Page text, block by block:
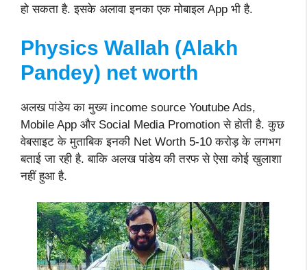
हो सकता है. इसके अलावा इनका एक मोबाइल App भी है.
Physics Wallah (Alakh
Pandey) net worth
अलख पांडेय का मुख्य income source Youtube Ads,
Mobile App और Social Media Promotion से होती है. कुछ
वेबसाइट के मुताबिक इनकी Net Worth 5-10 करोड़ के लगभग
बताई जा रही है. बाकि अलख पांडेय की तरफ से ऐसा कोई खुलाशा
नहीं हुआ है.